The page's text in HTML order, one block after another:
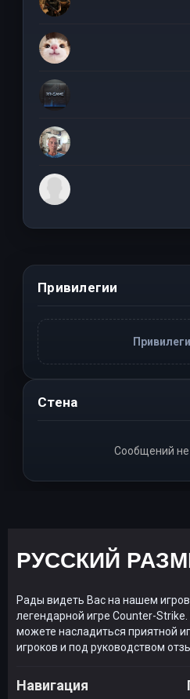
Привилегии
Стена
Сообщений
РУССКИЙ
Рады видеть Вас на нашем
легендарной игре Counter-
можете насладиться приятной
игроков и под руководством
Навигация